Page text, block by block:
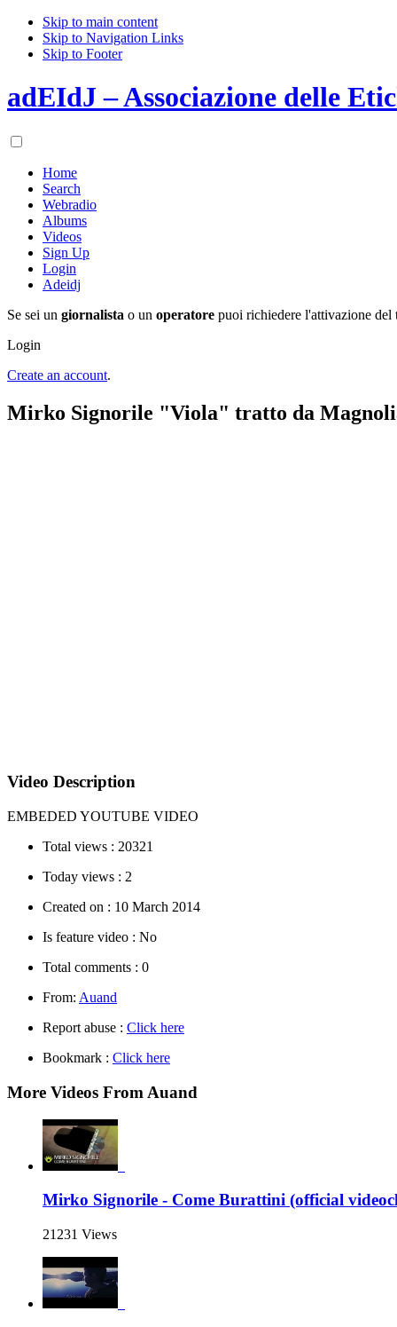
Skip to main content
Skip to Navigation Links
Skip to Footer
adEIdJ – Associazione delle
Home
Search
Webradio
Albums
Videos
Sign Up
Login
Adeidj
Se sei un giornalista o un operatore puoi richiedere l'attivazione
Login
Create an account.
Mirko Signorile "Viola" tratto da
Video Description
EMBEDED YOUTUBE VIDEO
Total views : 20321
Today views : 2
Created on : 10 March 2014
Is feature video : No
Total comments : 0
From: Auand
Report abuse : Click here
Bookmark : Click here
More Videos From Auand
Mirko Signorile - Come Burattini (official
21231 Views